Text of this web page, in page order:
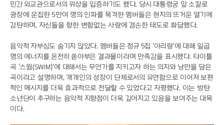
민간 외교관으로서의 위상을 입증하기도 했다. 당시 대통령궁 앞 소칼로
광장에 운집한 5만여 명의 인파를 목격한 멤버들은 현지의 뜨거운 열기에
감탄하며, 자신들을 향한 변함없는 사랑에 겸손한 태도로 화답했다.
음악적 자부심도 숨기지 않았다. 멤버들은 정규 5집 '아리랑'에 대해 일곱
명의 에너지를 온전히 쏟아부은 결과물이라며 만족감을 표시했다. 타이틀
곡 '스윔(SWIM)'에 대해서는 무언가를 지키고자 하는 의지와 낭만을 담은
곡이라고 설명하며, 개개인의 성장이 단체로서의 유연함으로 이어져 보편
적인 메시지를 더욱 효과적으로 전달할 수 있었다고 자평했다. 이는 방탄
소년단이 추구하는 음악적 지향점이 더욱 깊어지고 있음을 보여주는 대목
이다.